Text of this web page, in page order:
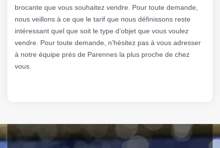
brocante que vous souhaitez vendre. Pour toute demande,
nous veillons à ce que le tarif que nous définissons reste
intéressant quel que soit le type d’objet que vous voulez
vendre. Pour toute demande, n’hésitez pas à vous adresser
à notre équipe près de Parennes la plus proche de chez
vous.